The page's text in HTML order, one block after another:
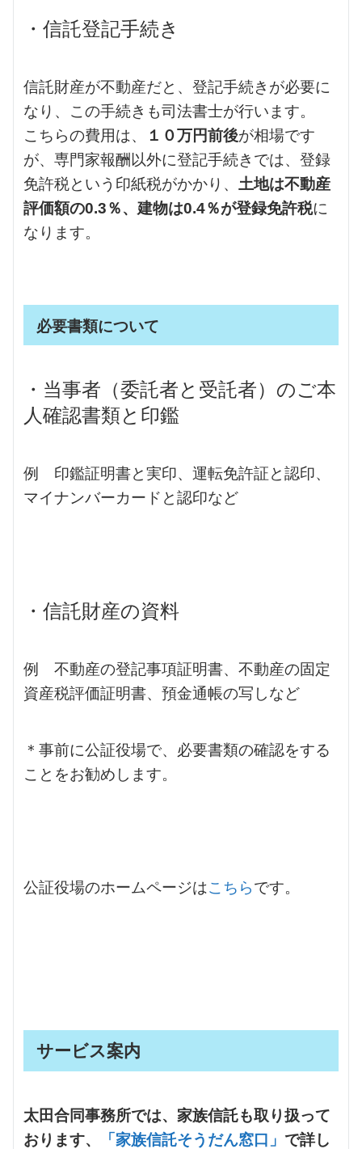
・信託登記手続き
信託財産が不動産だと、登記手続きが必要に
なり、この手続きも司法書士が行います。
こちらの費用は、
１０万円前後が相場です
が、専門家報酬以外に登記手続きでは、登録
免許税という印紙税がかかり、 土地は不動産
評価額の0.3％、建物は0.4％が登録免許税に
なります。
必要書類について
・当事者（委託者と受託者）のご本
人確認書類と印鑑
例 印鑑証明書と実印、運転免許証と認印、
マイナンバーカードと認印など
・信託財産の資料
例 不動産の登記事項証明書、不動産の固定
資産税評価証明書、預金通帳の写しなど
＊事前に公証役場で、必要書類の確認をする
ことをお勧めします。
公証役場のホームページはこちらです。
サービス案内
太田合同事務所では、家族信託も取り扱って
おります、
「家族信託そうだん窓口」 で詳し